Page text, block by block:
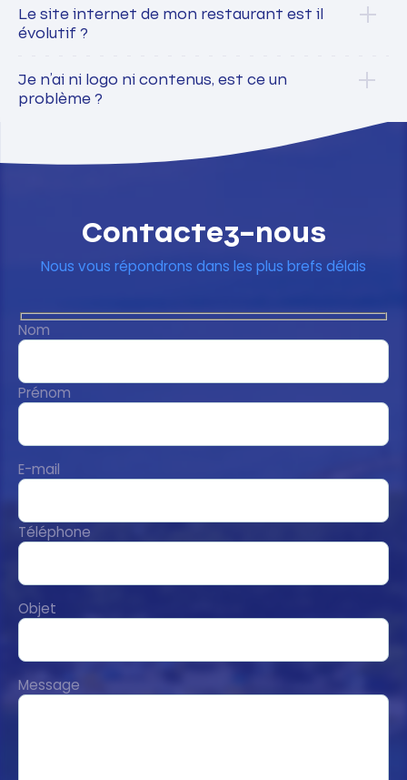
Le site internet de mon restaurant est il
évolutif ?
Je n’ai ni logo ni contenus, est ce un
problème ?
Contactez-nous
Nous vous répondrons dans les plus brefs délais
Nom
Prénom
E-mail
Téléphone
Objet
Message